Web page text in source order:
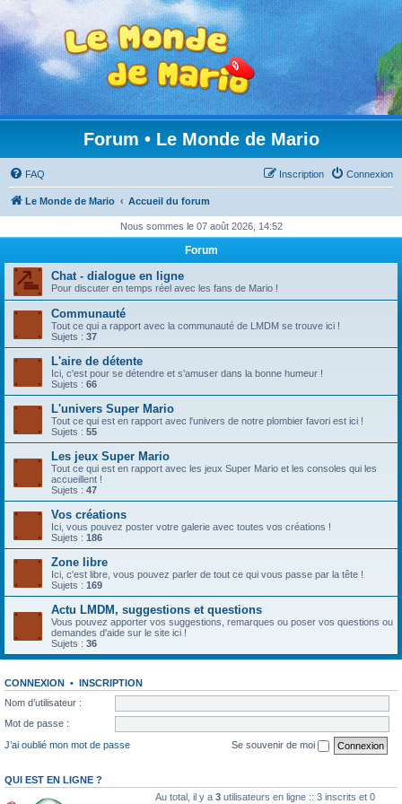
Forum • Le Monde de Mario
FAQ Connexion
Inscription
Le Monde de Mario Accueil du forum
Nous sommes le 07 août 2026, 14:52
Forum
Chat - dialogue en ligne
Pour discuter en temps réel avec les fans de Mario !
Communauté
Tout ce qui a rapport avec la communauté de LMDM se trouve ici !
Sujets : 37
L'aire de détente
Ici, c'est pour se détendre et s'amuser dans la bonne humeur !
Sujets : 66
L'univers Super Mario
Tout ce qui est en rapport avec l'univers de notre plombier favori est ici !
Sujets : 55
Les jeux Super Mario
Tout ce qui est en rapport avec les jeux Super Mario et les consoles qui les
accueillent !
Sujets : 47
Vos créations
Ici, vous pouvez poster votre galerie avec toutes vos créations !
Sujets : 186
Zone libre
Ici, c'est libre, vous pouvez parler de tout ce qui vous passe par la tête !
Sujets : 169
Actu LMDM, suggestions et questions
Vous pouvez apporter vos suggestions, remarques ou poser vos questions ou
demandes d'aide sur le site ici !
Sujets : 36
CONNEXION • INSCRIPTION
Nom d’utilisateur :
Mot de passe :
J’ai oublié mon mot de passe
Se souvenir de moi
QUI EST EN LIGNE ?
Au total, il y a 3 utilisateurs en ligne :: 3 inscrits et 0